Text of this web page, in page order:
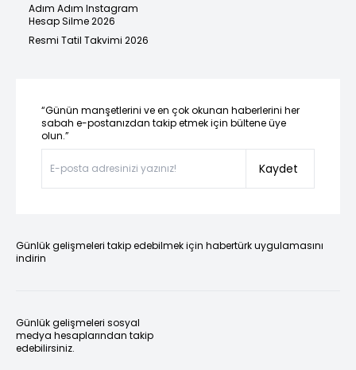
Adım Adım Instagram
Hesap Silme 2026
Resmi Tatil Takvimi 2026
“Günün manşetlerini ve en çok okunan haberlerini her
sabah e-postanızdan takip etmek için bültene üye
olun.”
Kaydet
Günlük gelişmeleri takip edebilmek için habertürk uygulamasını
indirin
Günlük gelişmeleri sosyal
medya hesaplarından takip
edebilirsiniz.